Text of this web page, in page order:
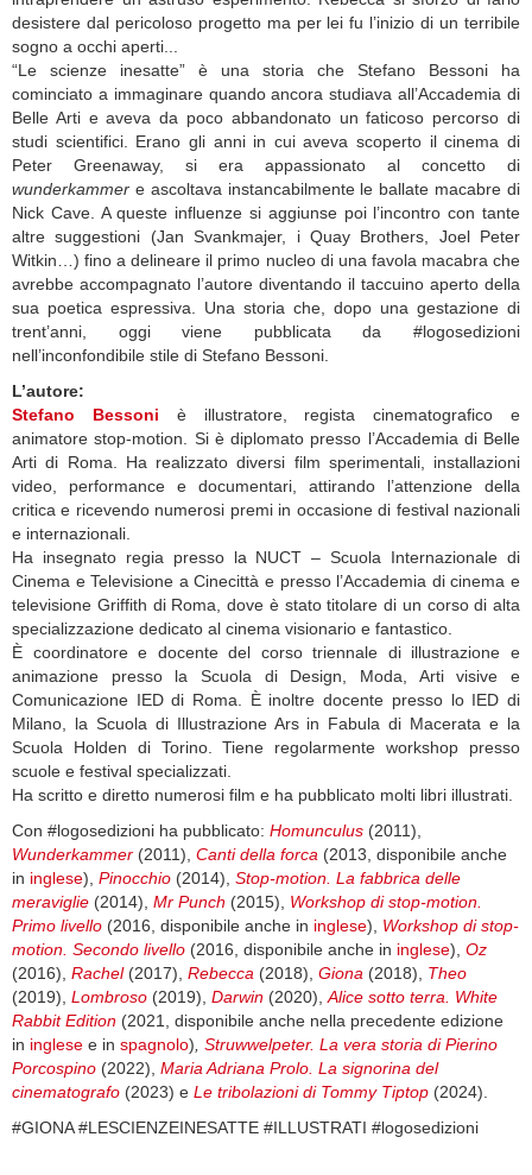
desistere dal pericoloso progetto ma per lei fu l’inizio di un terribile
sogno a occhi aperti...
“Le scienze inesatte” è una storia che Stefano Bessoni ha
cominciato a immaginare quando ancora studiava all’Accademia di
Belle Arti e aveva da poco abbandonato un faticoso percorso di
studi scientifici. Erano gli anni in cui aveva scoperto il cinema di
Peter Greenaway, si era appassionato al concetto di
wunderkammer e ascoltava instancabilmente le ballate macabre di
Nick Cave. A queste influenze si aggiunse poi l’incontro con tante
altre suggestioni (Jan Svankmajer, i Quay Brothers, Joel Peter
Witkin…) fino a delineare il primo nucleo di una favola macabra che
avrebbe accompagnato l’autore diventando il taccuino aperto della
sua poetica espressiva. Una storia che, dopo una gestazione di
trent’anni, oggi viene pubblicata da #logosedizioni
nell’inconfondibile stile di Stefano Bessoni.
L’autore:
Stefano Bessoni è illustratore, regista cinematografico e
animatore stop-motion. Si è diplomato presso l’Accademia di Belle
Arti di Roma. Ha realizzato diversi film sperimentali, installazioni
video, performance e documentari, attirando l’attenzione della
critica e ricevendo numerosi premi in occasione di festival nazionali
e internazionali.
Ha insegnato regia presso la NUCT – Scuola Internazionale di
Cinema e Televisione a Cinecittà e presso l’Accademia di cinema e
televisione Griffith di Roma, dove è stato titolare di un corso di alta
specializzazione dedicato al cinema visionario e fantastico.
È coordinatore e docente del corso triennale di illustrazione e
animazione presso la Scuola di Design, Moda, Arti visive e
Comunicazione IED di Roma. È inoltre docente presso lo IED di
Milano, la Scuola di Illustrazione Ars in Fabula di Macerata e la
Scuola Holden di Torino. Tiene regolarmente workshop presso
scuole e festival specializzati.
Ha scritto e diretto numerosi film e ha pubblicato molti libri illustrati.
Con #logosedizioni ha pubblicato: Homunculus (2011),
Wunderkammer (2011), Canti della forca (2013, disponibile anche
in inglese), Pinocchio (2014), Stop-motion. La fabbrica delle
meraviglie (2014), Mr Punch (2015), Workshop di stop-motion.
Primo livello (2016, disponibile anche in inglese), Workshop di stop-
motion. Secondo livello (2016, disponibile anche in inglese), Oz
(2016), Rachel (2017), Rebecca (2018), Giona (2018), Theo
(2019), Lombroso (2019), Darwin (2020),Alice sotto terra. White
Rabbit Edition (2021, disponibile anche nella precedente edizione
in inglese e in spagnolo), Struwwelpeter. La vera storia di Pierino
Porcospino (2022), Maria Adriana Prolo. La signorina del
cinematografo (2023) e Le tribolazioni di Tommy Tiptop (2024).
#GIONA #LESCIENZEINESATTE #ILLUSTRATI #logosedizioni